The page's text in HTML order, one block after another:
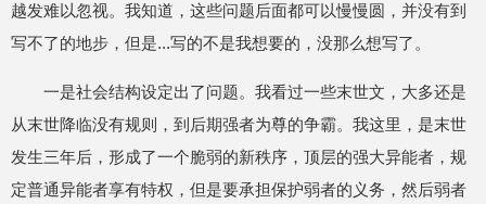
越发难以忽视。我知道，这些问题后面都可以慢慢圆，并没有到
写不了的地步，但是...写的不是我想要的，没那么想写了。
一是社会结构设定出了问题。我看过一些末世文，大多还是
从末世降临没有规则，到后期强者为尊的争霸。我这里，是末世
发生三年后，形成了一个脆弱的新秩序，顶层的强大异能者，规
定普通异能者享有特权，但是要承担保护弱者的义务，然后弱者